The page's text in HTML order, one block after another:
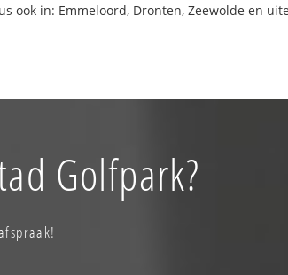
ook in: Emmeloord, Dronten, Zeewolde en
Golfpark?